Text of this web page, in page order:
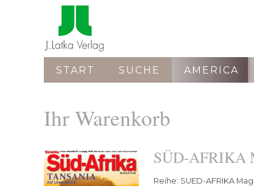
START SUCHE AMERICA
Ihr Warenkorb
SÜD-AFRIKA
Reihe: SUED-AFRIKA